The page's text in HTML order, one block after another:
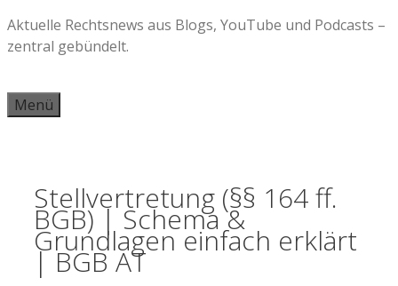
Zum
Inhalt
Aktuelle Rechtsnews aus Blogs, YouTube und Podcasts –
zentral gebündelt.
Menü
Stellvertretung (§§ 164 ff.
BGB) | Schema &
Grundlagen einfach erklärt
| BGB AT